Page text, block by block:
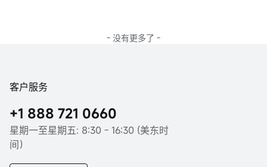
- 没有更多了 -
客户服务
+1 888 721 0660
星期一至星期五: 8:30 - 16:30 (美东时
间）